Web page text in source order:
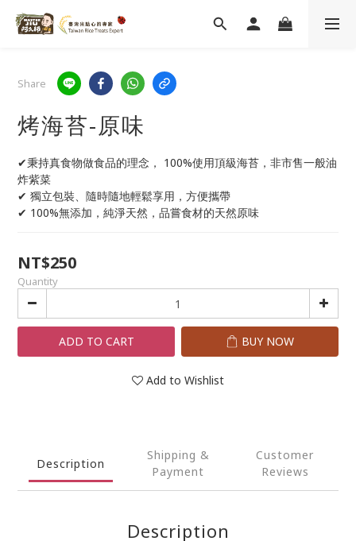
Share
烤海苔-原味
✔秉持真食物做食品的理念， 100%使用頂級海苔，非市售一般油
炸紫菜
✔ 獨立包裝、隨時隨地輕鬆享用，方便攜帶
✔ 100%無添加，純淨天然，品嘗食材的天然原味
NT$250
Quantity
ADD TO CART BUY NOW
Add to Wishlist
Description
Shipping &
Payment
Customer
Reviews
Description